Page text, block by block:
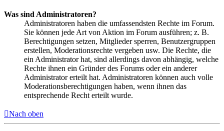
Was sind Administratoren?
Administratoren haben die umfassendsten Rechte im Forum.
Sie können jede Art von Aktion im Forum ausführen; z. B.
Berechtigungen setzen, Mitglieder sperren, Benutzergruppen
erstellen, Moderationsrechte vergeben usw. Die Rechte, die
ein Administrator hat, sind allerdings davon abhängig, welche
Rechte ihnen ein Gründer des Forums oder ein anderer
Administrator erteilt hat. Administratoren können auch volle
Moderationsberechtigungen haben, wenn ihnen das
entsprechende Recht erteilt wurde.
Nach oben